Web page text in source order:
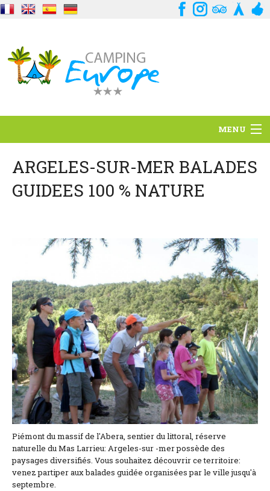
MENU
Standort
Ambience
Lage und Zufahrt
Kontaktformular
Dokumentation
Nachrichten
Mobilheim und Preise
Campingplatz und Preise
Zimmer pro Nacht und Preise
ARGELES-SUR-MER BALADES
GUIDEES 100 % NATURE
Piémont du massif de l'Abera, sentier du littoral, réserve
naturelle du Mas Larrieu: Argeles-sur -mer possède des
paysages diversifiés. Vous souhaitez découvrir ce territoire:
venez partiper aux balades guidée organisées par le ville jusqu'à
septembre.